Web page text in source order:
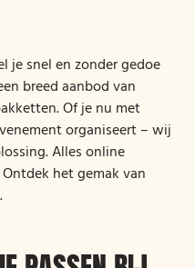
je snel en zonder gedoe
breed aanbod van
Of je nu met
organiseert – wij
Alles online
het gemak van